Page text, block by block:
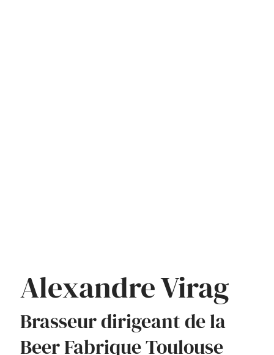
Alexandre Virag
Brasseur dirigeant de la
Beer Fabrique Toulouse